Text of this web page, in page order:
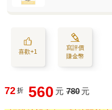
喜歡+1
寫評價
賺金幣
72 折 560 元 780 元